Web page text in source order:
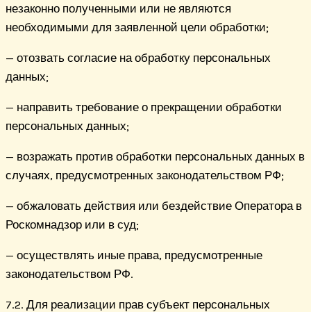
незаконно полученными или не являются
необходимыми для заявленной цели обработки;
— отозвать согласие на обработку персональных
данных;
— направить требование о прекращении обработки
персональных данных;
— возражать против обработки персональных данных в
случаях, предусмотренных законодательством РФ;
— обжаловать действия или бездействие Оператора в
Роскомнадзор или в суд;
— осуществлять иные права, предусмотренные
законодательством РФ.
7.2. Для реализации прав субъект персональных